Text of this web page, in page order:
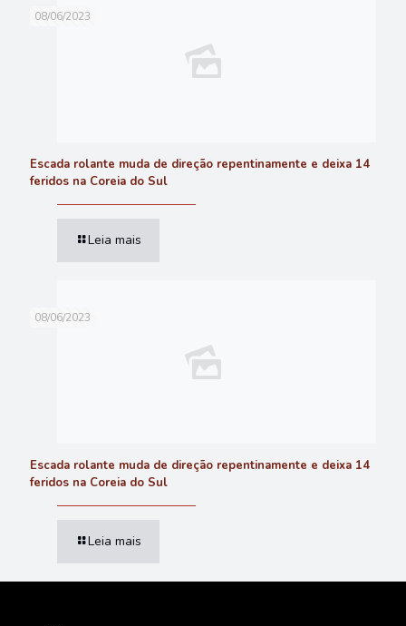
08/06/2023
Escada rolante muda de direção repentinamente e deixa 14
feridos na Coreia do Sul
Leia mais
08/06/2023
Escada rolante muda de direção repentinamente e deixa 14
feridos na Coreia do Sul
Leia mais